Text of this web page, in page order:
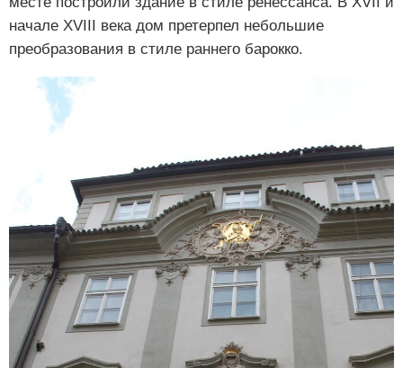
начале XVIII века дом претерпел небольшие
преобразования в стиле раннего барокко.